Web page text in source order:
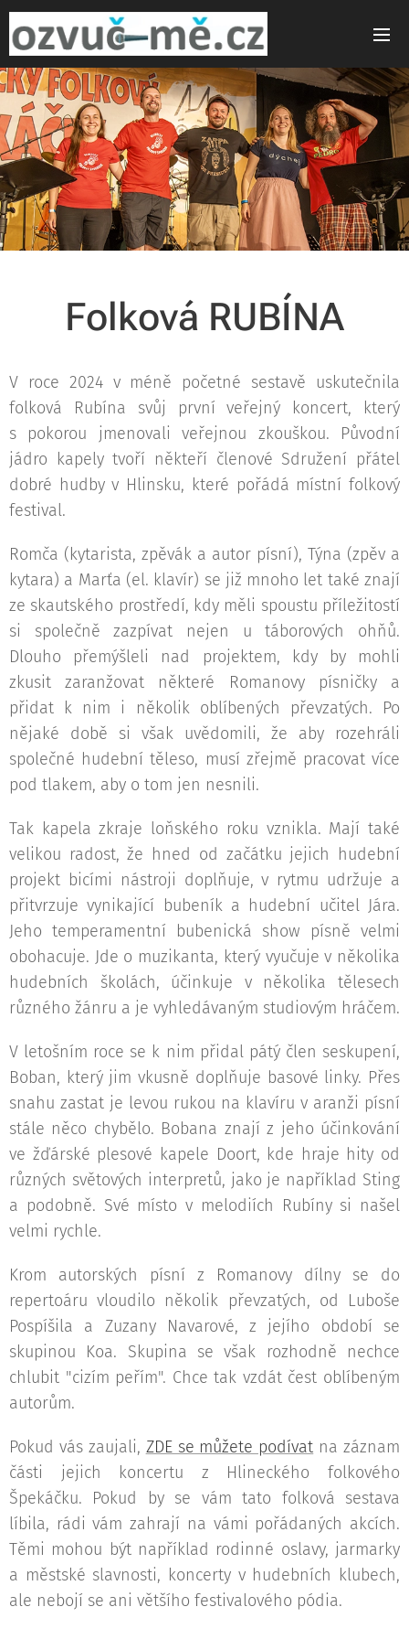
Folková RUBÍNA
V roce 2024 v méně početné sestavě uskutečnila
folková Rubína svůj první veřejný koncert, který
s pokorou jmenovali veřejnou zkouškou. Původní
jádro kapely tvoří někteří členové Sdružení přátel
dobré hudby v Hlinsku, které pořádá místní folkový
festival.
Romča (kytarista, zpěvák a autor písní), Týna (zpěv a
kytara) a Marťa (el. klavír) se již mnoho let také znají
ze skautského prostředí, kdy měli spoustu příležitostí
si společně zazpívat nejen u táborových ohňů.
Dlouho přemýšleli nad projektem, kdy by mohli
zkusit zaranžovat některé Romanovy písničky a
přidat k nim i několik oblíbených převzatých. Po
nějaké době si však uvědomili, že aby rozehráli
společné hudební těleso, musí zřejmě pracovat více
pod tlakem, aby o tom jen nesnili.
Tak kapela zkraje loňského roku vznikla. Mají také
velikou radost, že hned od začátku jejich hudební
projekt bicími nástroji doplňuje, v rytmu udržuje a
přitvrzuje vynikající bubeník a hudební učitel Jára.
Jeho temperamentní bubenická show písně velmi
obohacuje. Jde o muzikanta, který vyučuje v několika
hudebních školách, účinkuje v několika tělesech
různého žánru a je vyhledávaným studiovým hráčem.
V letošním roce se k nim přidal pátý člen seskupení,
Boban, který jim vkusně doplňuje basové linky. Přes
snahu zastat je levou rukou na klavíru v aranži písní
stále něco chybělo. Bobana znají z jeho účinkování
ve žďárské plesové kapele Doort, kde hraje hity od
různých světových interpretů, jako je například Sting
a podobně. Své místo v melodiích Rubíny si našel
velmi rychle.
Krom autorských písní z Romanovy dílny se do
repertoáru vloudilo několik převzatých, od Luboše
Pospíšila a Zuzany Navarové, z jejího období se
skupinou Koa. Skupina se však rozhodně nechce
chlubit "cizím peřím". Chce tak vzdát čest oblíbeným
autorům.
Pokud vás zaujali, ZDE se můžete podívat na záznam
části jejich koncertu z Hlineckého folkového
Špekáčku. Pokud by se vám tato folková sestava
líbila, rádi vám zahrají na vámi pořádaných akcích.
Těmi mohou být například rodinné oslavy, jarmarky
a městské slavnosti, koncerty v hudebních klubech,
ale nebojí se ani většího festivalového pódia.